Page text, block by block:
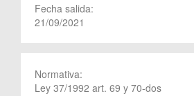
Fecha salida:
21/09/2021
Normativa:
Ley 37/1992 art. 69 y 70-dos